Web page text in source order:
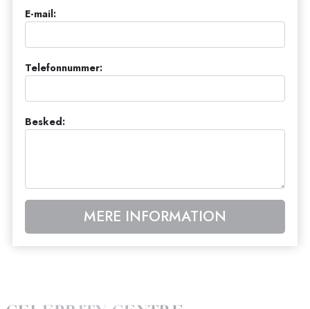
E-mail:
Telefonnummer:
Besked:
MERE INFORMATION